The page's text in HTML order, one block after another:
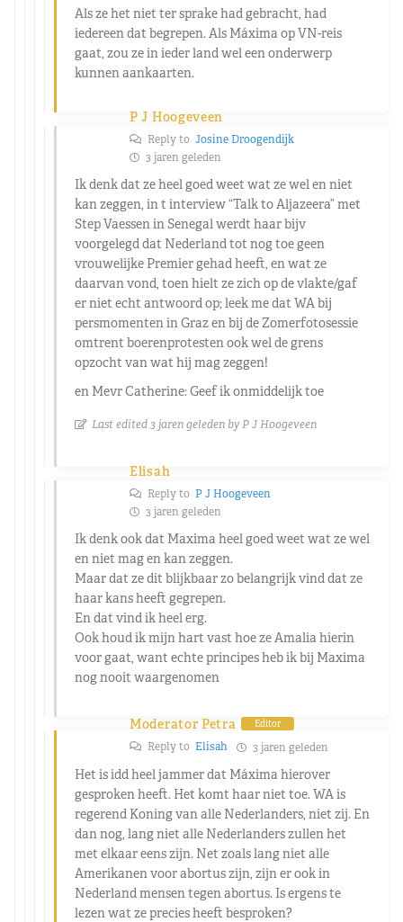
Als ze het niet ter sprake had gebracht, had
iedereen dat begrepen. Als Máxima op VN-reis
gaat, zou ze in ieder land wel een onderwerp
kunnen aankaarten.
P J Hoogeveen
Reply to Josine Droogendijk
3 jaren geleden
Ik denk dat ze heel goed weet wat ze wel en niet
kan zeggen, in t interview “Talk to Aljazeera” met
Step Vaessen in Senegal werdt haar bijv
voorgelegd dat Nederland tot nog toe geen
vrouwelijke Premier gehad heeft, en wat ze
daarvan vond, toen hielt ze zich op de vlakte/gaf
er niet echt antwoord op; leek me dat WA bij
persmomenten in Graz en bij de Zomerfotosessie
omtrent boerenprotesten ook wel de grens
opzocht van wat hij mag zeggen!
en Mevr Catherine: Geef ik onmiddelijk toe
Last edited 3 jaren geleden by P J Hoogeveen
Elisah
Reply to P J Hoogeveen
3 jaren geleden
Ik denk ook dat Maxima heel goed weet wat ze wel
en niet mag en kan zeggen.
Maar dat ze dit blijkbaar zo belangrijk vind dat ze
haar kans heeft gegrepen.
En dat vind ik heel erg.
Ook houd ik mijn hart vast hoe ze Amalia hierin
voor gaat, want echte principes heb ik bij Maxima
nog nooit waargenomen
Moderator Petra Editor
Reply to Elisah 3 jaren geleden
Het is idd heel jammer dat Máxima hierover
gesproken heeft. Het komt haar niet toe. WA is
regerend Koning van alle Nederlanders, niet zij. En
dan nog, lang niet alle Nederlanders zullen het
met elkaar eens zijn. Net zoals lang niet alle
Amerikanen voor abortus zijn, zijn er ook in
Nederland mensen tegen abortus. Is ergens te
lezen wat ze precies heeft besproken?